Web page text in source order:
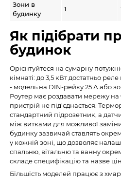
Зони в
будинку
1
Як підібрати
будинок
Орієнтуйтеся на сумарну
кімнаті: до 3,5 кВт достатньо
- модель на DIN-рейку 25 А або
Роутер має роздавати мережу на
пристрій не під'єднається.
стандартний підрозетник, а
між витками для можливої
будинку зазвичай ставлять
у кожній зоні, що дозволяє
спальню, вітальню та ванну
складе специфікацію та назве
Більшість моделей працює з